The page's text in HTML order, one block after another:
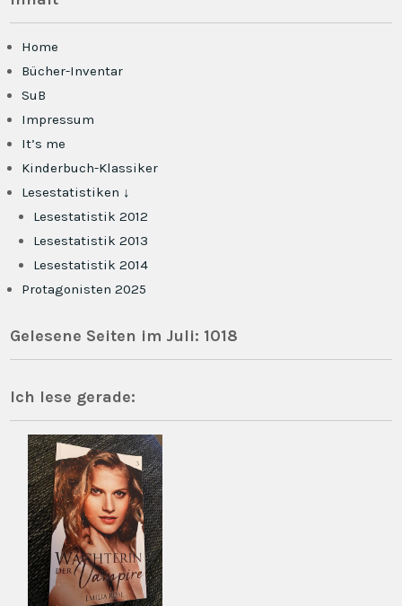
Home
Bücher-Inventar
SuB
Impressum
It’s me
Kinderbuch-Klassiker
Lesestatistiken ↓
Lesestatistik 2012
Lesestatistik 2013
Lesestatistik 2014
Protagonisten 2025
Gelesene Seiten im Juli: 1018
Ich lese gerade: